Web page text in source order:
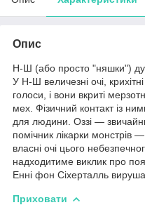
Опис
Н-Ш (або просто "няшки")
У Н-Ш величезні очі,
голоси, і вони вкриті
мех. Фізичний контакт із
для людини. Оззі —
помічник лікарки
власні очі цього
надходитиме виклик про
Енні фон Сіхерталль
Приховати